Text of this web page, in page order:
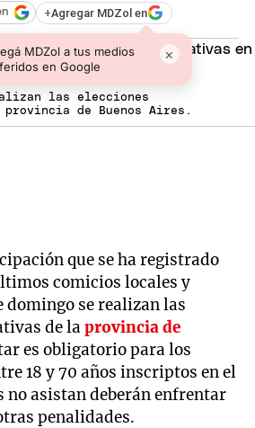
+Agregar MDZol en
MDZol a tus medios
en Google
×
las elecciones
de Buenos Aires.
que se ha registrado
comicios locales y
se realizan las
de laprovincia de
es obligatorio para los
18 y 70 años inscriptos en el
no asistan deberán enfrentar
penalidades.